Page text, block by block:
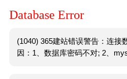
Database Error
(1040) 365建站错误警告：连接
因：1、数据库密码不对; 2、